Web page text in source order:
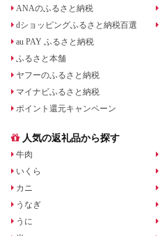
ANAのふるさと納税
dショッピングふるさと納税百選
au PAY ふるさと納税
ふるさと本舗
ヤフーのふるさと納税
マイナビふるさと納税
ポイント還元キャンペーン
人気の返礼品から探す
牛肉
いくら
カニ
うなぎ
うに